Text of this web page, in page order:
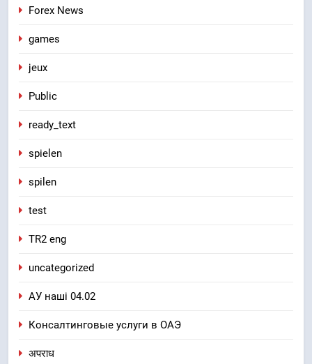
Forex News
games
jeux
Public
ready_text
spielen
spilen
test
TR2 eng
uncategorized
АУ наші 04.02
Консалтинговые услуги в ОАЭ
अपराध